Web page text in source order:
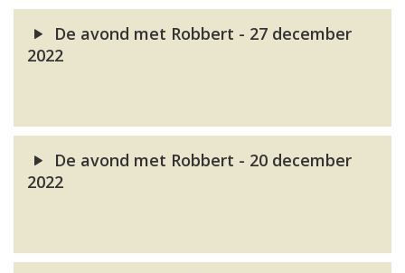
De avond met Robbert - 27 december
2022
De avond met Robbert - 20 december
2022